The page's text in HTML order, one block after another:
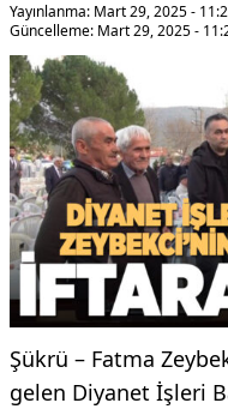
Yayınlanma: Mart 29, 2025 -
Güncelleme: Mart 29, 2025 -
Şükrü – Fatma
gelen Diyanet İşleri